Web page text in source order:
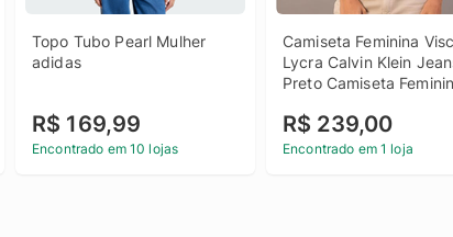
Topo Tubo Pearl Mulher
adidas
R$ 169,99
Encontrado em 10 lojas
Camiseta Feminina
Lycra Calvin Klein
Preto Camiseta
Jeans Preto g
R$ 239,00
Encontrado em 1 loja